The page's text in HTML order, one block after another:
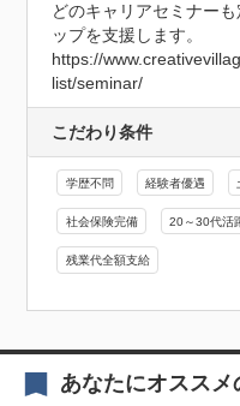
どのキャリアセミナー
ップを支援します。
https://
list/seminar/
こだわり条件
学歴不問 経験者優遇
社会保険完備 20～30代活
残業代全額支給
あなたにオススメ